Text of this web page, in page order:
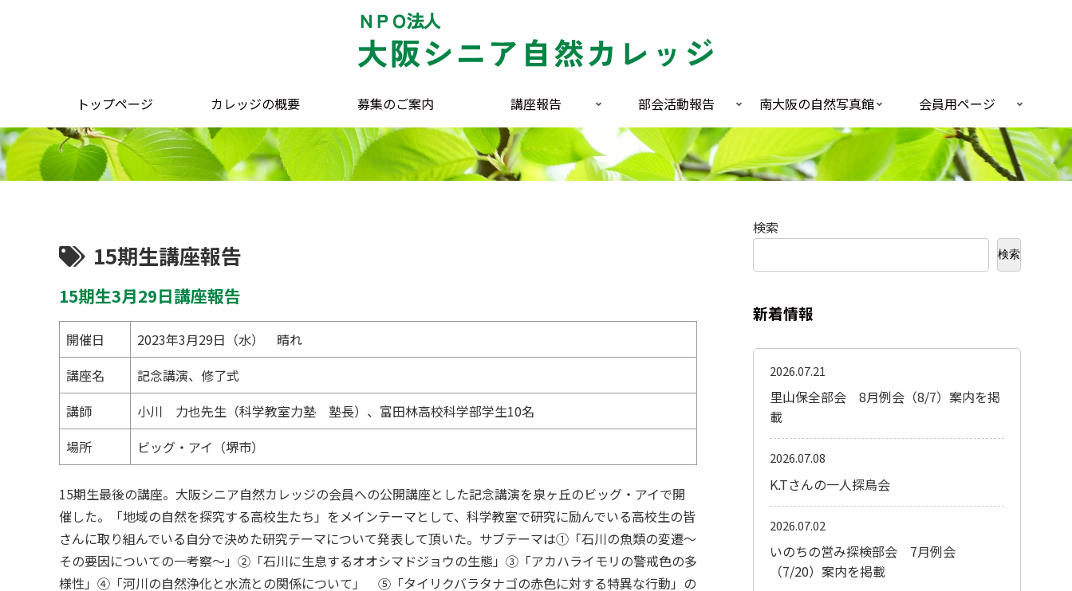
トップページ カレッジの概要 募集のご案内 講座報告 部会活動報告 南大阪の自然写真館 会員用ページ
15期生講座報告
15期生3月29日講座報告
開催日
2023年3月29日（水） 晴れ
講座名
記念講演、修了式
講師
小川 力也先生（科学教室力塾 塾長）、富田林高校科学部学生10名
場所
ビッグ・アイ（堺市）
15期生最後の講座。大阪シニア自然カレッジの会員への公開講座とした記念講演を泉ヶ丘のビッグ・アイで開
催した。「地域の自然を探究する高校生たち」をメインテーマとして、科学教室で研究に励んでいる高校生の皆
さんに取り組んでいる自分で決めた研究テーマについて発表して頂いた。サブテーマは①「石川の魚類の変遷～
その要因についての一考察～」②「石川に生息するオオシマドジョウの生態」③「アカハライモリの警戒色の多
様性」④「河川の自然浄化と水流との関係について」 ⑤「タイリクバラタナゴの赤色に対する特異な行動」の
検索
検索
新着情報
里山保全部会 8月例会（8/7）案内を掲
載
2026.07.21
K.Tさんの一人探鳥会
2026.07.08
いのちの営み探検部会 7月例会
（7/20）案内を掲載
2026.07.02